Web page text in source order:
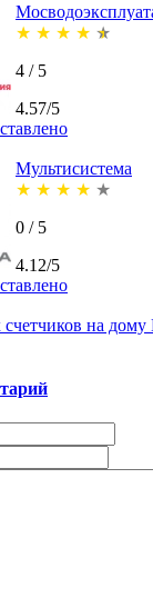
★ ★ ★ ★ ★
4 / 5
4.57/5
Мультисистема
★ ★ ★ ★ ★
0 / 5
4.12/5
на дому